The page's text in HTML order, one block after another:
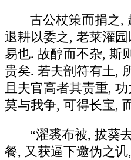
古公杖策而捐之,
退耕以委之, 老莱灌
易也. 故醇而不杂, 斯
贵矣. 若夫剖符有土,
且夫官高者其责重,
莫与我争, 可得长宝,
“濯裘布被, 拔葵
餐, 又获逼下邀伪之